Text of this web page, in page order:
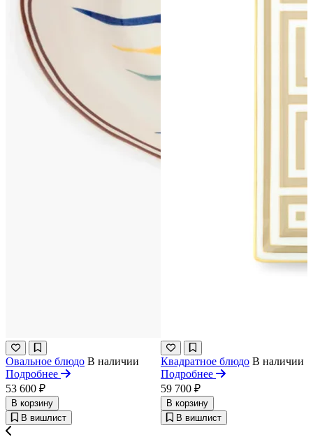
Овальное блюдо В наличии
Подробнее
53 600 ₽
В корзину
В вишлист
Квадратное блюдо В наличии
Подробнее
59 700 ₽
В корзину
В вишлист